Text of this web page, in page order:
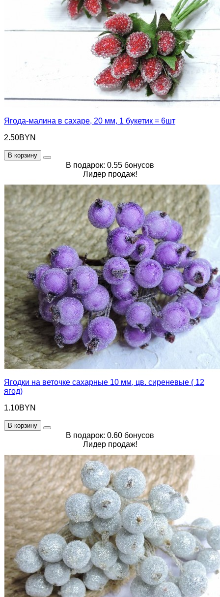
Ягода-малина в сахаре, 20 мм, 1 букетик = 6шт
2.50BYN
В корзину
В подарок: 0.55 бонусов
Лидер продаж!
Ягодки на веточке сахарные 10 мм, цв. сиреневые ( 12
ягод)
1.10BYN
В корзину
В подарок: 0.60 бонусов
Лидер продаж!